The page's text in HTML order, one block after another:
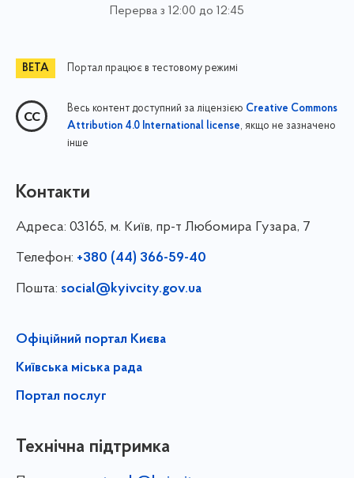
Перерва з 12:00 до 12:45
Портал працює в тестовому режимі
Весь контент доступний за ліцензією Creative Commons
Attribution 4.0 International license, якщо не зазначено
інше
Контакти
Адреса: 03165, м. Київ, пр-т Любомира Гузара, 7
Телефон: +380 (44) 366-59-40
Пошта: social@kyivcity.gov.ua
Офіційний портал Києва
Київська міська рада
Портал послуг
Технічна підтримка